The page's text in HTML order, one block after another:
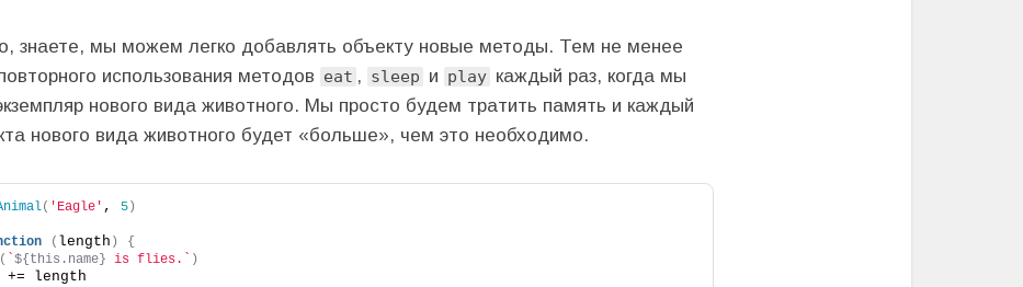
знаете, мы можем легко добавлять объекту новые методы. Тем не менее
использования методов eat , sleep и play каждый раз, когда мы
нового вида животного. Мы просто будем тратить память и каждый
нового вида животного будет «больше», чем это необходимо.
( 'Eagle' , 5 )
( length )
{
( ${this.name} is flies.`
)
+= length